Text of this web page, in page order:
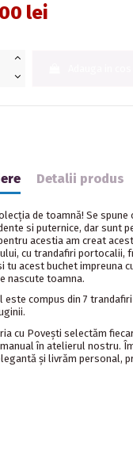
lei
Detalii produs
de toamnă! Se
si puternice, dar sunt
acestia am creat
cu trandafiri portocalii,
tu acest buchet impreuna
nascute toamna.
este compus din 7
cu Povești selectăm
în atelierul nostru.
și livrăm personal,